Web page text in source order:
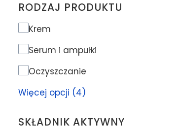
RODZAJ PRODUKTU
Rodzaj produktu
Krem
Serum i ampułki
Oczyszczanie
Więcej opcji (4)
SKŁADNIK AKTYWNY